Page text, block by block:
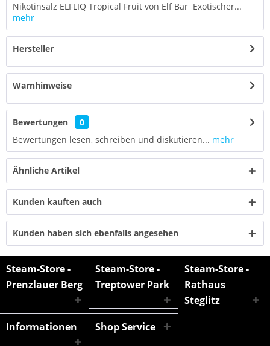
Nikotinsalz ELFLIQ Tropical Fruit von Elf Bar Exotischer...
mehr
Hersteller
Warnhinweise
Bewertungen
0
Bewertungen lesen, schreiben und diskutieren... mehr
Ähnliche Artikel
Kunden kauften auch
Kunden haben sich ebenfalls angesehen
Steam-Store -
Prenzlauer Berg
Steam-Store -
Treptower Park
Steam-Store -
Rathaus
Steglitz
Informationen
Shop Service